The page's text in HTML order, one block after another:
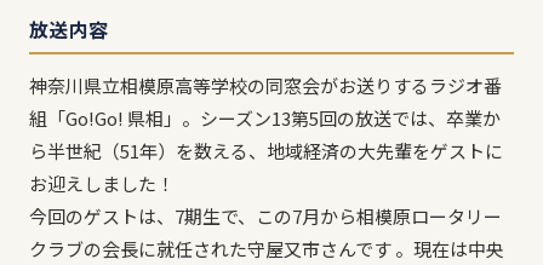
放送内容
神奈川県立相模原高等学校の同窓会がお送りするラジオ番
組「Go!Go! 県相」。シーズン13第5回の放送では、卒業か
ら半世紀（51年）を数える、地域経済の大先輩をゲストに
お迎えしました！
今回のゲストは、7期生で、この7月から相模原ロータリー
クラブの会長に就任された守屋又市さんです 。現在は中央